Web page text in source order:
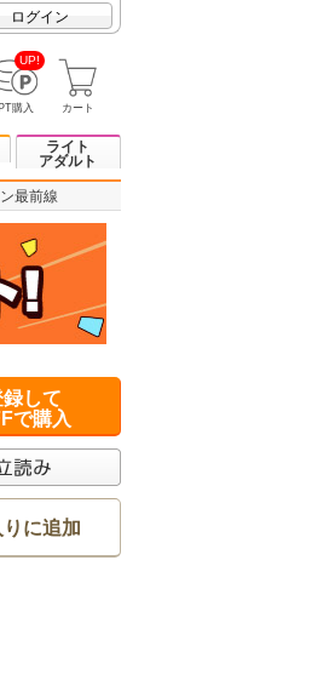
ログイン
UP!
PT購入 カート
ライト
アダルト
最前線
して
で購入
に追加